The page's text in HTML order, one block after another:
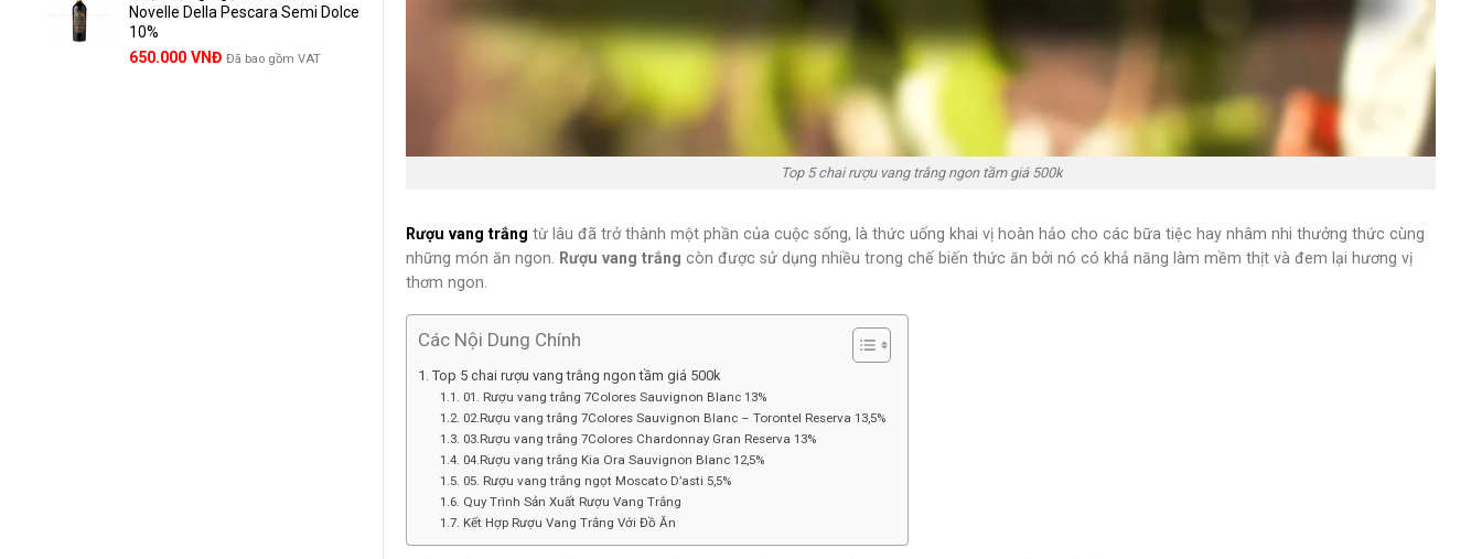
Novelle Della Pescara Semi Dolce
10%
650.000 VNĐ Đã bao gồm VAT
Top 5 chai rượu vang trắng ngon tầm giá 500k
Rượu vang trắng từ lâu đã trở thành một phần của cuộc sống, là thức uống khai vị hoàn hảo cho các bữa tiệc hay nhâm nhi thưởng thức cùng
những món ăn ngon. Rượu vang trắng còn được sử dụng nhiều trong chế biến thức ăn bởi nó có khả năng làm mềm thịt và đem lại hương vị
thơm ngon.
Các Nội Dung Chính
Top 5 chai rượu vang trắng ngon tầm giá 500k
01. Rượu vang trắng 7Colores Sauvignon Blanc 13%
02.Rượu vang trắng 7Colores Sauvignon Blanc – Torontel Reserva 13,5%
03.Rượu vang trắng 7Colores Chardonnay Gran Reserva 13%
04.Rượu vang trắng Kia Ora Sauvignon Blanc 12,5%
05. Rượu vang trắng ngọt Moscato D’asti 5,5%
Quy Trình Sản Xuất Rượu Vang Trắng
Kết Hợp Rượu Vang Trắng Với Đồ Ăn